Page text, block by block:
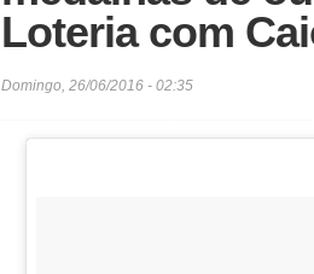
Loteria com
Domingo, 26/06/2016 - 02:35